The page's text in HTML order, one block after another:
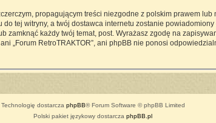
propagującym treści niezgodne z polskim prawem
tej witryny, a twój dostawca internetu zostanie
zamknąć każdy twój temat, post. Wyrażasz zgodę na
„Forum RetroTRAKTOR”, ani phpBB nie ponosi
Technologię dostarcza phpBB® Forum Software © phpBB Limited
Polski pakiet językowy dostarcza phpBB.pl